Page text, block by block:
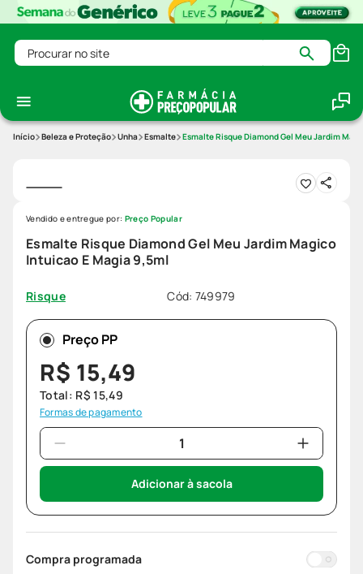
Procurar no site
Beleza e Proteção Unha Esmalte Esmalte Risque Diamond Gel Meu Jardim
Esmalte Risque Diamond Gel Meu Jardim Magico
Intuicao E Magia 9,5ml
Risque Cód: 749979
Vendido e entregue por: Preço Popular
Preço PP
R$ 15,49
Total: R$ 15,49
Formas de pagamento
Adicionar à sacola
Compra programada